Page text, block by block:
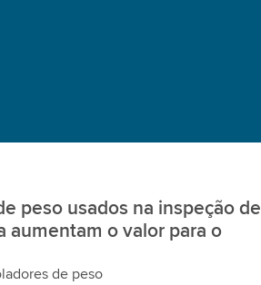
peso usados na inspeção de
aumentam o valor para o
de peso